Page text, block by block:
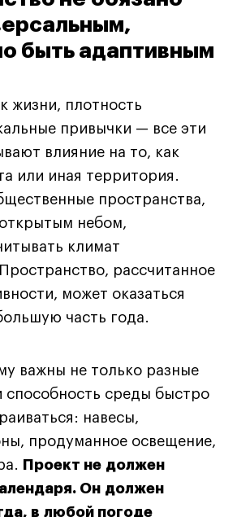
8 495 640 30 92
8 495 640 30 92
info@britishdesign.ru
info@britishdesign.ru
быть адаптивным
жизни, плотность
привычки — все эти
влияние на то, как
или иная территория.
пространства,
небом,
климат
рассчитанное
может оказаться
часть года.
важны не только разные
способность среды быстро
навесы,
продуманное освещение,
Проект не должен
Он должен
в любой погоде